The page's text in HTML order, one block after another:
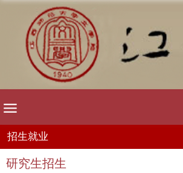
招生就业
研究生招生